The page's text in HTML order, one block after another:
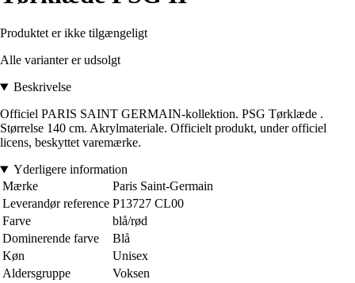
Produktet er ikke tilgængeligt
Alle varianter er udsolgt
Beskrivelse
Officiel PARIS SAINT GERMAIN-kollektion. PSG Tørklæde .
Størrelse 140 cm. Akrylmateriale. Officielt produkt, under officiel
licens, beskyttet varemærke.
Yderligere information
Mærke
Paris Saint-Germain
Leverandør reference P13727 CL00
Farve
blå/rød
Dominerende farve
Blå
Køn
Unisex
Aldersgruppe
Voksen